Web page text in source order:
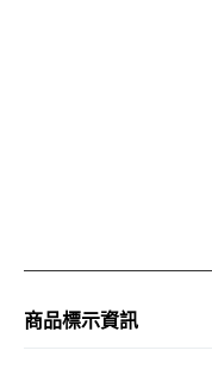
商品標示資訊